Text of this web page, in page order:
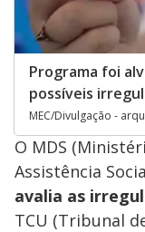
Programa foi
possíveis
MEC/Divulgação -
O MDS
Assistência
avalia as
TCU (Tribunal